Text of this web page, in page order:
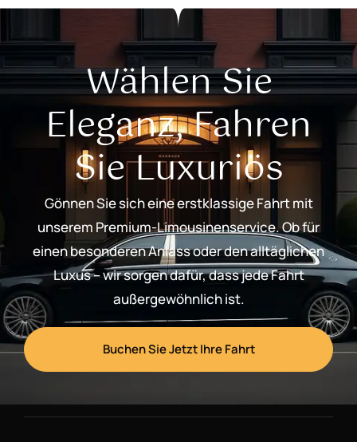
Wählen Sie
Eleganz, Fahren
Sie Luxuriös
Gönnen Sie sich eine erstklassige Fahrt mit
unserem Premium-Limousinenservice. Ob für
einen besonderen Anlass oder den alltäglichen
Luxus – wir sorgen dafür, dass jede Fahrt
außergewöhnlich ist.
Buchen Sie Jetzt Ihre Fahrt